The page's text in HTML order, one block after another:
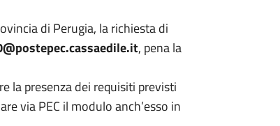
di Perugia, la richiesta di
, pena la
la presenza dei requisiti previsti
via PEC il modulo anch’esso in